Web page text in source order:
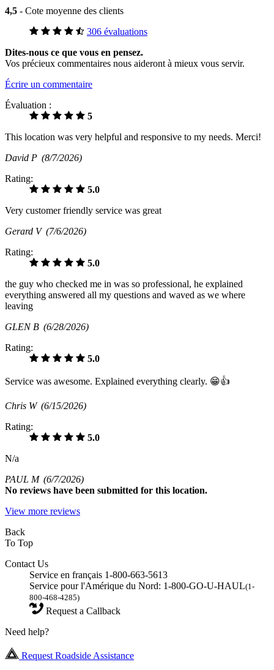
4,5 - Cote moyenne des clients
306 évaluations
Dites-nous ce que vous en pensez.
Vos précieux commentaires nous aideront à mieux vous servir.
Écrire un commentaire
Évaluation :
5
This location was very helpful and responsive to my needs. Merci!
David P (8/7/2026)
Rating:
5.0
Very customer friendly service was great
Gerard V (7/6/2026)
Rating:
5.0
the guy who checked me in was so professional, he explained
everything answered all my questions and waved as we where
leaving
GLEN B (6/28/2026)
Rating:
5.0
Service was awesome. Explained everything clearly. 😁👍
Chris W (6/15/2026)
Rating:
5.0
N/a
PAUL M (6/7/2026)
No reviews have been submitted for this location.
View more reviews
Back
To Top
Contact Us
Service en français 1-800-663-5613
Service pour l'Amérique du Nord: 1-800-GO-U-HAUL(1-
800-468-4285)
Request a Callback
Need help?
Request Roadside Assistance